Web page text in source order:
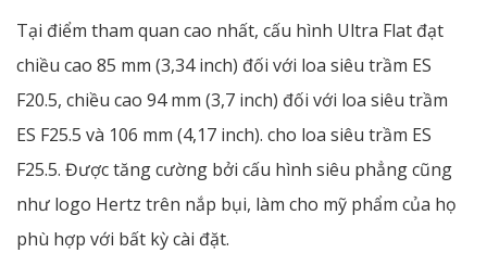
Tại điểm tham quan cao nhất, cấu hình Ultra Flat đạt
chiều cao 85 mm (3,34 inch) đối với loa siêu trầm ES
F20.5, chiều cao 94 mm (3,7 inch) đối với loa siêu trầm
ES F25.5 và 106 mm (4,17 inch). cho loa siêu trầm ES
F25.5. Được tăng cường bởi cấu hình siêu phẳng cũng
như logo Hertz trên nắp bụi, làm cho mỹ phẩm của họ
phù hợp với bất kỳ cài đặt.